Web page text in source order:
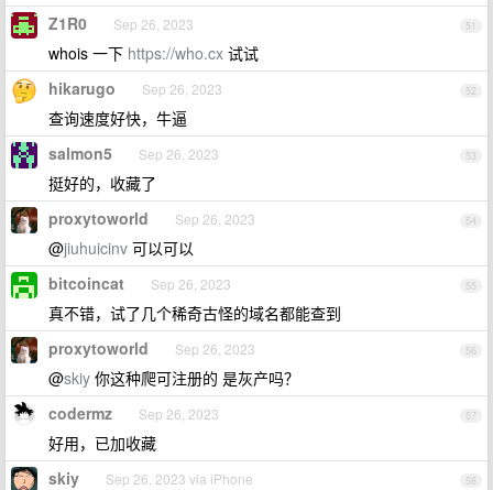
51
Z1R0 Sep 26, 2023
whois 一下 https://who.cx 试试
52
hikarugo Sep 26, 2023
查询速度好快，牛逼
53
salmon5 Sep 26, 2023
挺好的，收藏了
54
proxytoworld Sep 26, 2023
@jiuhuicinv 可以可以
55
bitcoincat Sep 26, 2023
真不错，试了几个稀奇古怪的域名都能查到
56
proxytoworld Sep 26, 2023
@skiy 你这种爬可注册的 是灰产吗？
57
codermz Sep 26, 2023
好用，已加收藏
58
skiy Sep 26, 2023 via iPhone